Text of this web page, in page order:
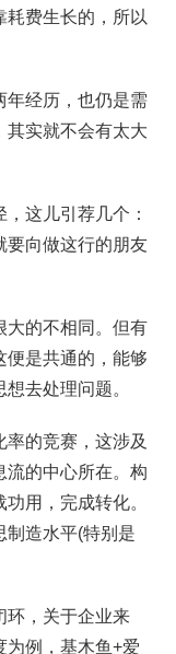
耗费生长的，所以
年经历，也仍是需
其实就不会有太大
这儿引荐几个：
要向做这行的朋友
大的不相同。但有
便是共通的，能够
去处理问题。
的竞赛，这涉及
流的中心所在。构
用，完成转化。
制造水平(特别是
环，关于企业来
为例，基木鱼+爱